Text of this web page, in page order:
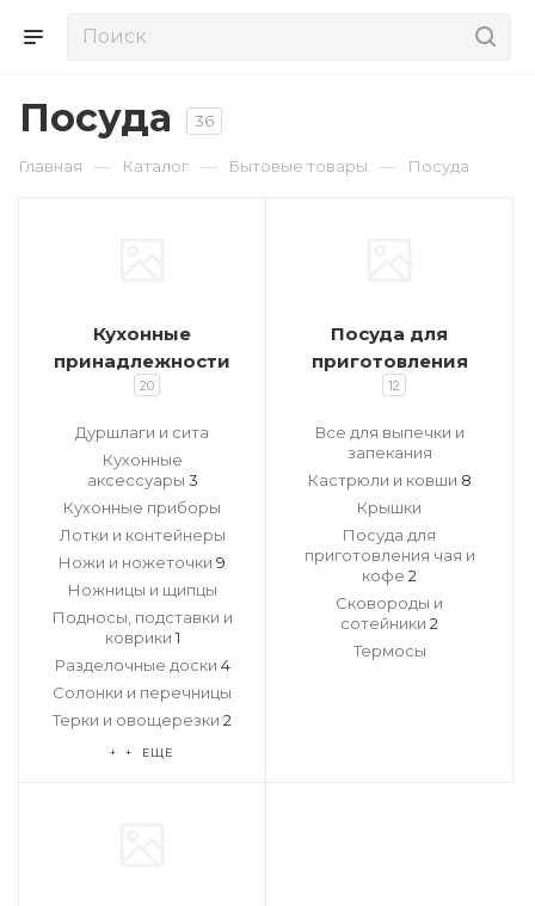
Посуда 36
Главная — Каталог — Бытовые товары — Посуда
Кухонные
принадлежности
20
Дуршлаги и сита
Кухонные
аксессуары 3
Кухонные приборы
Лотки и контейнеры
Ножи и ножеточки 9
Ножницы и щипцы
Подносы, подставки и
коврики 1
Разделочные доски 4
Солонки и перечницы
Терки и овощерезки 2
+ + ЕЩЕ
Посуда для
приготовления
12
Все для выпечки и
запекания
Кастрюли и ковши 8
Крышки
Посуда для
приготовления чая и
кофе 2
Сковороды и
сотейники 2
Термосы